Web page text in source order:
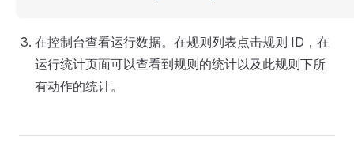
在控制台查看运行数据。在规则列表点击规则 ID，在
运行统计页面可以查看到规则的统计以及此规则下所
有动作的统计。